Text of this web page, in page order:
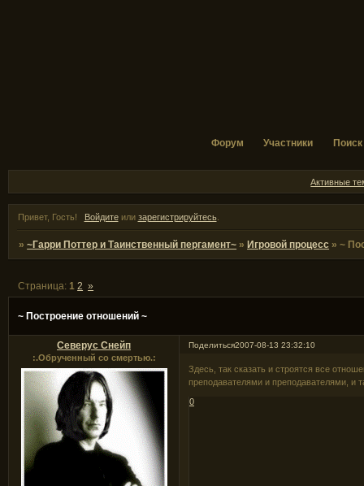
Форум Участники Поиск
Активные
Привет, Гость! Войдитеили зарегистрируйтесь.
»~Гарри Поттер и Таинственный пергамент~ » Игровой процесс »~
~ Построение отношений ~
Страница:1 2 »
Поделиться2007-08-13 23:32:10
Северус Снейп
:.Обрученный со смертью.:
Здесь, так сказать и строятся все
преподавателями и преподавателями, и
0